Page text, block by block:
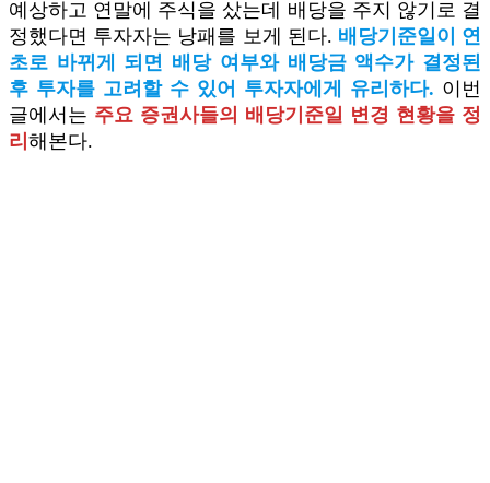
예상하고 연말에 주식을 샀는데 배당을 주지 않기로 결
정했다면 투자자는 낭패를 보게 된다. 배당기준일이 연
초로 바뀌게 되면 배당 여부와 배당금 액수가 결정된
후 투자를 고려할 수 있어 투자자에게 유리하다. 이번
글에서는 주요 증권사들의 배당기준일 변경 현황을 정
리 해본다.